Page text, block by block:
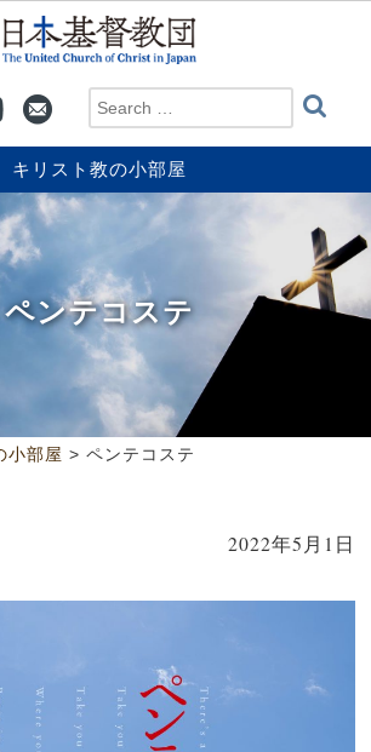
キリスト教の小部屋
ペンテコステ
小部屋 > ペンテコステ
2022年5月1日